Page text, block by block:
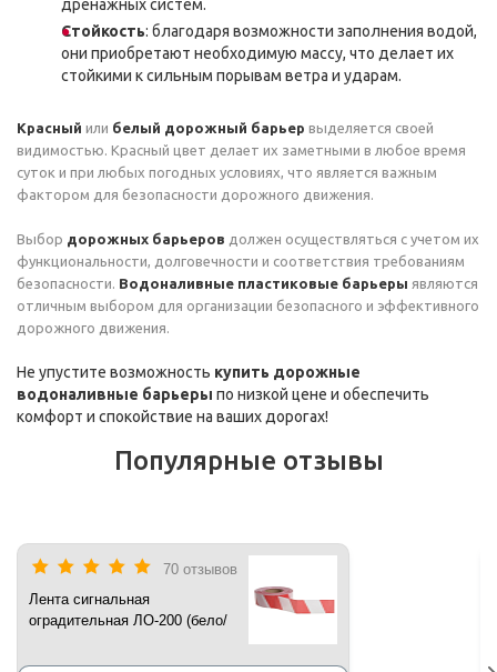
дренажных систем.
Стойкость: благодаря возможности заполнения водой,
они приобретают необходимую массу, что делает их
стойкими к сильным порывам ветра и ударам.
Красный или белый дорожный барьер выделяется своей
видимостью. Красный цвет делает их заметными в любое время
суток и при любых погодных условиях, что является важным
фактором для безопасности дорожного движения.
Выбор дорожных барьеров должен осуществляться с учетом их
функциональности, долговечности и соответствия требованиям
безопасности. Водоналивные пластиковые барьеры являются
отличным выбором для организации безопасного и эффективного
дорожного движения.
Не упустите возможность купить дорожные
водоналивные барьеры по низкой цене и обеспечить
комфорт и спокойствие на ваших дорогах!
Популярные отзывы
70 отзывов
Лента сигнальная
оградительная ЛО-200 (бело/